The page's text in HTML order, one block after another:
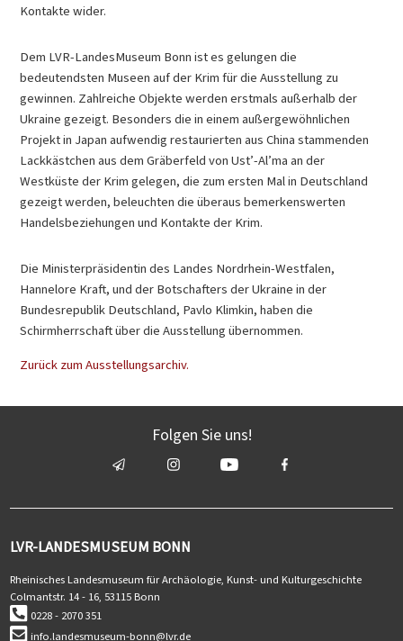
Kontakte wider.
Dem LVR-LandesMuseum Bonn ist es gelungen die
bedeutendsten Museen auf der Krim für die Ausstellung zu
gewinnen. Zahlreiche Objekte werden erstmals außerhalb der
Ukraine gezeigt. Besonders die in einem außergewöhnlichen
Projekt in Japan aufwendig restaurierten aus China stammenden
Lackkästchen aus dem Gräberfeld von Ust’-Al’ma an der
Westküste der Krim gelegen, die zum ersten Mal in Deutschland
gezeigt werden, beleuchten die überaus bemerkenswerten
Handelsbeziehungen und Kontakte der Krim.
Die Ministerpräsidentin des Landes Nordrhein-Westfalen,
Hannelore Kraft, und der Botschafters der Ukraine in der
Bundesrepublik Deutschland, Pavlo Klimkin, haben die
Schirmherrschaft über die Ausstellung übernommen.
Zurück zum Ausstellungsarchiv.
Folgen Sie uns!
LVR-LANDESMUSEUM BONN
Rheinisches Landesmuseum für Archäologie, Kunst- und Kulturgeschichte
Colmantstr. 14 - 16, 53115 Bonn
0228 - 2070 351
info.landesmuseum-bonn@lvr.de